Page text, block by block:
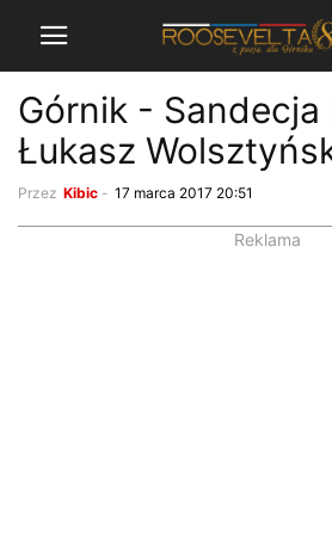
Górnik - Sandecja
Łukasz
Przez Kibic - 17 marca 2017 20:51